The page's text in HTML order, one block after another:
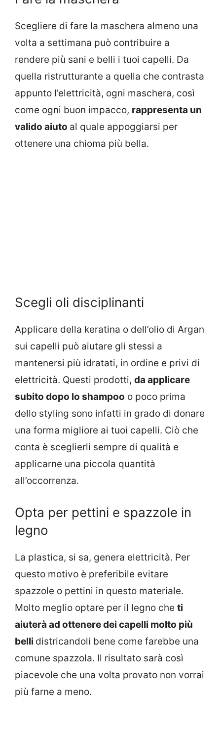
Scegliere di fare la maschera almeno una
volta a settimana può contribuire a
rendere più sani e belli i tuoi capelli. Da
quella ristrutturante a quella che contrasta
appunto l’elettricità, ogni maschera, così
come ogni buon impacco, rappresenta un
valido aiuto al quale appoggiarsi per
ottenere una chioma più bella.
Scegli oli disciplinanti
Applicare della keratina o dell’olio di Argan
sui capelli può aiutare gli stessi a
mantenersi più idratati, in ordine e privi di
elettricità. Questi prodotti, da applicare
subito dopo lo shampoo o poco prima
dello styling sono infatti in grado di donare
una forma migliore ai tuoi capelli. Ciò che
conta è sceglierli sempre di qualità e
applicarne una piccola quantità
all’occorrenza.
Opta per pettini e spazzole in
legno
La plastica, si sa, genera elettricità. Per
questo motivo è preferibile evitare
spazzole o pettini in questo materiale.
Molto meglio optare per il legno che ti
aiuterà ad ottenere dei capelli molto più
belli districandoli bene come farebbe una
comune spazzola. Il risultato sarà così
piacevole che una volta provato non vorrai
più farne a meno.